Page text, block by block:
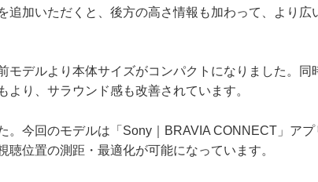
追加いただくと、後方の高さ情報も加わって、より広
デルより本体サイズがコンパクトになりました。同
より、サラウンド感も改善されています。
今回のモデルは「Sony｜BRAVIA CONNECT」アプ
聴位置の測距・最適化が可能になっています。